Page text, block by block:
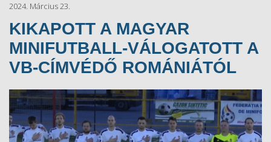
2024. Március 23.
KIKAPOTT A MAGYAR
MINIFUTBALL-VÁLOGATOTT A
VB-CÍMVÉDŐ ROMÁNIÁTÓL